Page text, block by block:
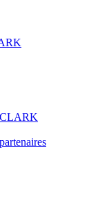
CLARK